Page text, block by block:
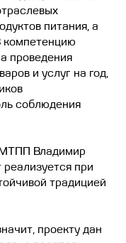
питания, а
компетенцию
проведения
и услуг на год,
соблюдения
МТПП Владимир
реализуется при
традицией
проекту дан